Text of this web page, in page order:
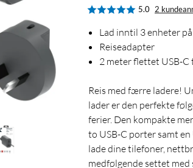
5.0 2
Lad inntil 3 enheter
Reiseadapter
2 meter flettet USB-C
Reis med færre ladere!
lader er den perfekte
ferier. Den kompakte
to USB-C porter samt
lade dine tilefoner,
medfølgende settet